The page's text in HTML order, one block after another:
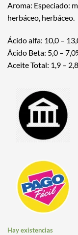
Aroma: Especiado:
herbáceo, herbáceo.
Ácido alfa: 10,0 –
Ácido Beta: 5,0 –
Aceite Total: 1,9 –
Hay existencias